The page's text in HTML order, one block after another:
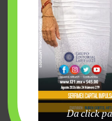
Da click